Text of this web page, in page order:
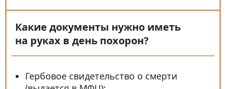
Какие документы нужно иметь
на руках в день похорон?
Гербовое свидетельство о смерти